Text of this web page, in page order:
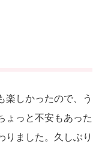
楽しかったので、う
ょっと不安もあった
りました。久しぶり